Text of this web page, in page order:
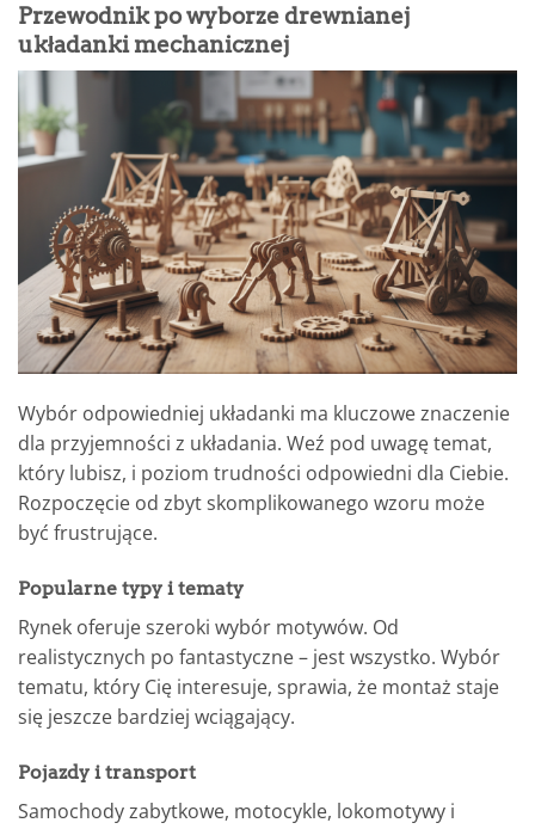
Przewodnik po wyborze drewnianej
układanki mechanicznej
Wybór odpowiedniej układanki ma kluczowe znaczenie
dla przyjemności z układania. Weź pod uwagę temat,
który lubisz, i poziom trudności odpowiedni dla Ciebie.
Rozpoczęcie od zbyt skomplikowanego wzoru może
być frustrujące.
Popularne typy i tematy
Rynek oferuje szeroki wybór motywów. Od
realistycznych po fantastyczne – jest wszystko. Wybór
tematu, który Cię interesuje, sprawia, że montaż staje
się jeszcze bardziej wciągający.
Pojazdy i transport
Samochody zabytkowe, motocykle, lokomotywy i